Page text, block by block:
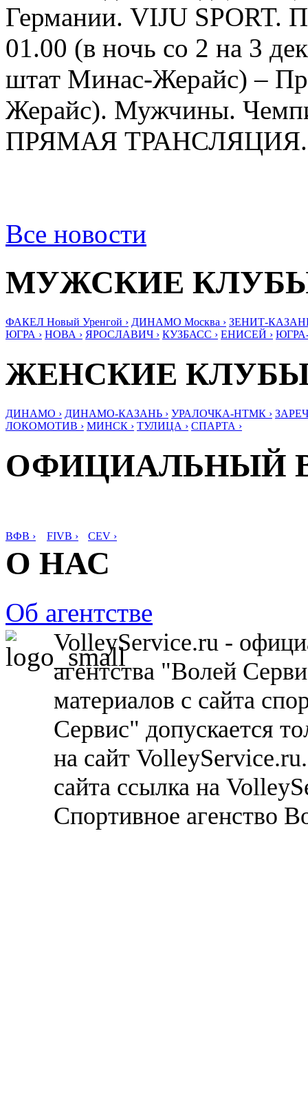
Германии. VIJU
01.00 (в ночь со 2 на 3
штат Минас-Жерайс) –
Жерайс). Мужчины.
ПРЯМАЯ ТРАНСЛЯЦИЯ.
Все новости
МУЖСКИЕ
ФАКЕЛ Новый Уренгой › ДИНАМО Москва › ЗЕНИТ-
ЮГРА › НОВА › ЯРОСЛАВИЧ › КУЗБАСС › ЕНИСЕЙ ›
ЖЕНСКИЕ
ДИНАМО › ДИНАМО-КАЗАНЬ › УРАЛОЧКА-НТМК ›
ЛОКОМОТИВ › МИНСК › ТУЛИЦА › СПАРТА ›
ОФИЦИАЛЬНЫЙ
ВФВ › FIVB › CEV ›
О НАС
Об агентстве
VolleyService.ru -
агентства "Волей
материалов с сайта
Сервис" допускается
на сайт
сайта ссылка на
Спортивное агенство